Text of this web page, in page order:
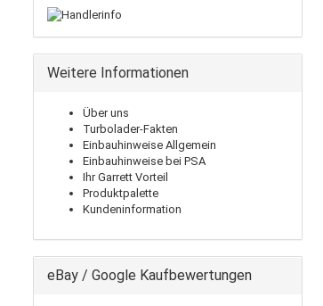
Weitere Informationen
Über uns
Turbolader-Fakten
Einbauhinweise Allgemein
Einbauhinweise bei PSA
Ihr Garrett Vorteil
Produktpalette
Kundeninformation
eBay / Google Kaufbewertungen